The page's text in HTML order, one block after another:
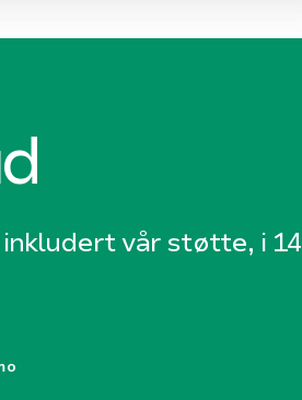
vår støtte, i 14